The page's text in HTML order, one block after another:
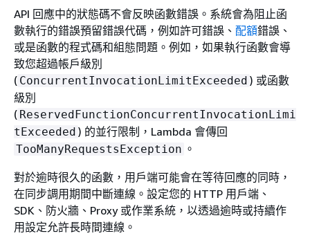
API 回應中的狀態碼不會反映函數錯誤。系統會為阻止函
數執行的錯誤預留錯誤代碼，例如許可錯誤、 配額錯誤、
或是函數的程式碼和組態問題。例如，如果執行函數會導
致您超過帳戶級別
( ConcurrentInvocationLimitExceeded ) 或函數
級別
( ReservedFunctionConcurrentInvocationLimi
tExceeded ) 的並行限制，Lambda 會傳回
TooManyRequestsException 。
對於逾時很久的函數，用戶端可能會在等待回應的同時，
在同步調用期間中斷連線。設定您的 HTTP 用戶端、
SDK、防火牆、Proxy 或作業系統，以透過逾時或持續作
用設定允許長時間連線。